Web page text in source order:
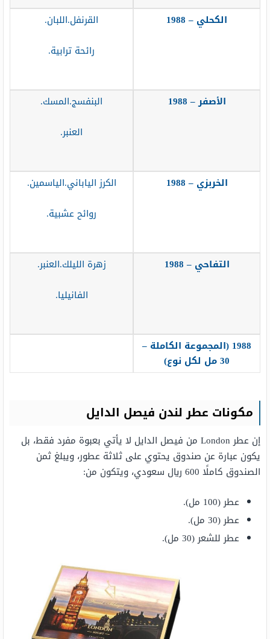
الكحلي – 1988
القرنفل.اللبان.
رائحة ترابية.
الأصفر – 1988
البنفسج.المسك.
العنبر.
الخربزي – 1988
الكرز الياباني.الياسمين.
روائح عشبية.
التفاحي – 1988
زهرة الليلك.العنبر.
الفانيليا.
1988 (المجموعة الكاملة –
30 مل لكل نوع)
مكونات عطر لندن فيصل الدايل
إن عطر London من فيصل الدايل لا يأتي بعبوة مفرد فقط، بل
يكون عبارة عن صندوق يحتوي على ثلاثة عطور، ويبلغ ثمن
الصندوق كاملًا 600 ريال سعودي، ويتكون من:
عطر (100 مل).
عطر (30 مل).
عطر للشعر (30 مل).